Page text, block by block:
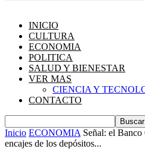
INICIO
CULTURA
ECONOMIA
POLITICA
SALUD Y BIENESTAR
VER MAS
CIENCIA Y
CONTACTO
Inicio ECONOMIA Señal: el
encajes de los depósitos...